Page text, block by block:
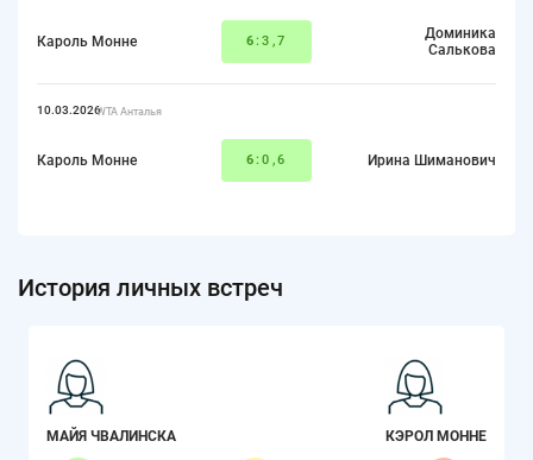
Кароль Монне 6:3,7
Доминика
Салькова
10.03.2026WTA Анталья
Кароль Монне 6:0,6 Ирина Шиманович
История личных встреч
МАЙЯ ЧВАЛИНСКА КЭРОЛ МОННЕ